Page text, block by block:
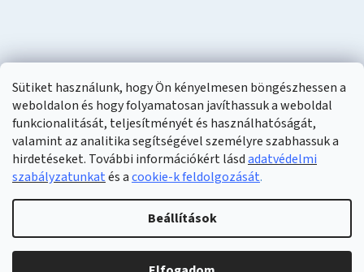
Sütiket használunk, hogy Ön kényelmesen böngészhessen a
weboldalon és hogy folyamatosan javíthassuk a weboldal
funkcionalitását, teljesítményét és használhatóságát,
valamint az analitika segítségével személyre szabhassuk a
hirdetéseket. További információkért lásdadatvédelmi
szabályzatunkatés acookie-k feldolgozását.
Beállítások
Shoptet készítette